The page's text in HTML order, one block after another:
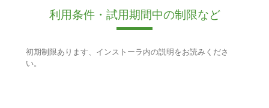
利用条件・試用期間中の制限など
初期制限あります、インストーラ内の説明をお読みくださ
い。